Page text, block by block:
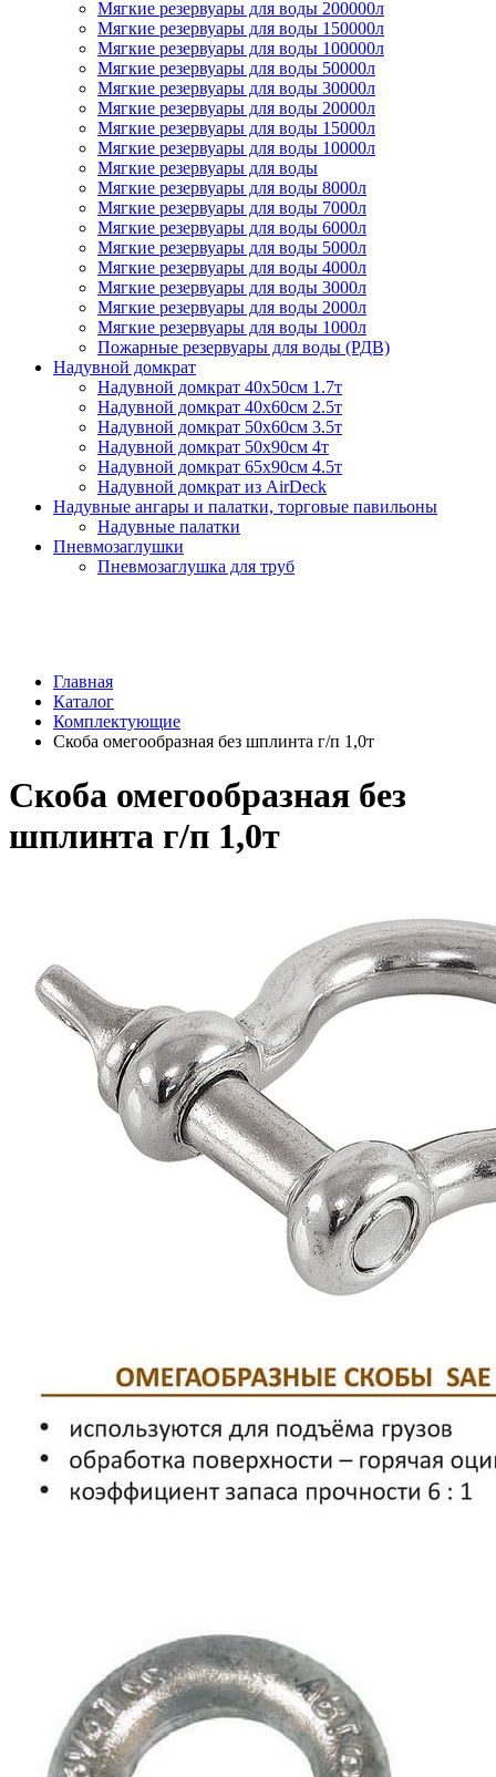
Мягкие резервуары для воды 200000л
Мягкие резервуары для воды 150000л
Мягкие резервуары для воды 100000л
Мягкие резервуары для воды 50000л
Мягкие резервуары для воды 30000л
Мягкие резервуары для воды 20000л
Мягкие резервуары для воды 15000л
Мягкие резервуары для воды 10000л
Мягкие резервуары для воды
Мягкие резервуары для воды 8000л
Мягкие резервуары для воды 7000л
Мягкие резервуары для воды 6000л
Мягкие резервуары для воды 5000л
Мягкие резервуары для воды 4000л
Мягкие резервуары для воды 3000л
Мягкие резервуары для воды 2000л
Мягкие резервуары для воды 1000л
Пожарные резервуары для воды (РДВ)
Надувной домкрат
Надувной домкрат 40х50см 1.7т
Надувной домкрат 40х60см 2.5т
Надувной домкрат 50х60см 3.5т
Надувной домкрат 50х90см 4т
Надувной домкрат 65х90см 4.5т
Надувной домкрат из AirDeck
Надувные ангары и палатки, торговые павильоны
Надувные палатки
Пневмозаглушки
Пневмозаглушка для труб
Главная
Каталог
Комплектующие
Скоба омегообразная без шплинта г/п 1,0т
Скоба омегообразная без
шплинта г/п 1,0т